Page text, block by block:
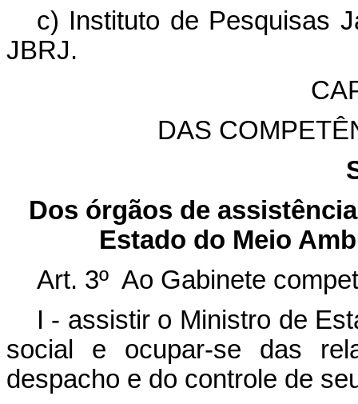
c) Instituto de Pesquisas
JBRJ.
DAS
Dos órgãos de
Estado do Meio
Art. 3º Ao Gabinete
I - assistir o Ministro de
social e ocupar-se das
despacho e do controle de